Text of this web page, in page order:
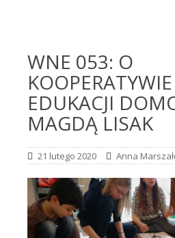
WNE 053: O
EDUKACJI
MAGDĄ LISAK
21 lutego 2020 Anna